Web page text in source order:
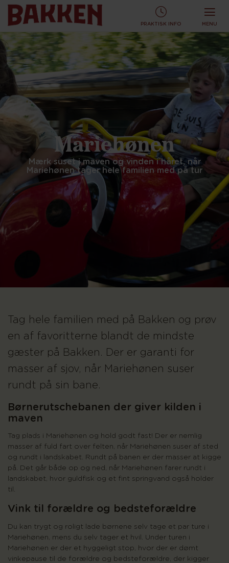
Mariehønen
Mærk suset i maven og vinden i håret, når
Mariehønen tager hele familien med på tur
Tag hele familien med på Bakken og prøv
en af favoritterne blandt de mindste
gæster på Bakken. Der er garanti for
masser af sjov, når Mariehønen suser
rundt på sin bane.
Børnerutschebanen der giver kilden i
maven
Tag plads i Mariehønen og hold godt fast! Der er nemlig
masser af fuld fart over felten, når Mariehønen suser af sted
og rundt i landskabet. Rundt på banen er der masser at kigge
på. Det går både op og ned, når Mariehønen farer rundt i
landskabet, hvor guldfisk og et fint springvand også holder
til.
Vink til forældre og bedsteforældre
Du kan trygt og roligt lade børnene selv tage et par ture i
Mariehønen, mens du selv tager et hvil. Under turen i
Mariehønen er der et hyggeligt stop, hvor der er dømt
vinkepause til de forældre og bedsteforældre, der kigger
PRAKTISK INFO MENU
KØB TURBÅND ONLINE OG SPAR! KØB ONLINE